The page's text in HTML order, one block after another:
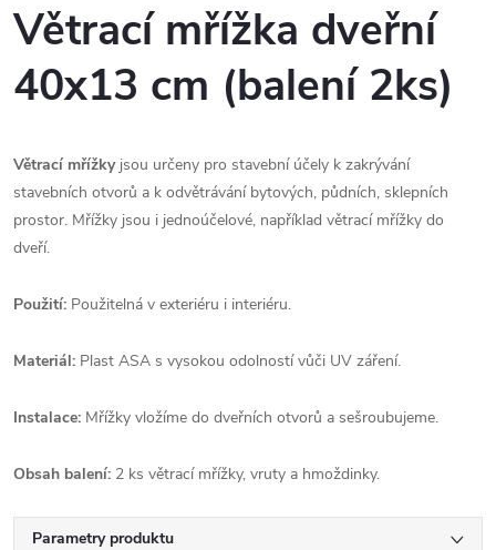
Větrací mřížka dveřní
40x13 cm (balení 2ks)
Větrací mřížky jsou určeny pro stavební účely k zakrývání
stavebních otvorů a k odvětrávání bytových, půdních, sklepních
prostor. Mřížky jsou i jednoúčelové, například větrací mřížky do
dveří.
Použití: Použitelná v exteriéru i interiéru.
Materiál: Plast ASA s vysokou odolností vůči UV záření.
Instalace: Mřížky vložíme do dveřních otvorů a sešroubujeme.
Obsah balení: 2 ks větrací mřížky, vruty a hmoždinky.
Parametry produktu